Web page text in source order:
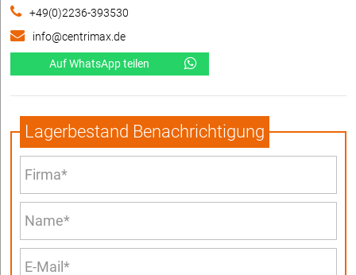
+49(0)2236-393530
info@centrimax.de
Auf WhatsApp teilen
Lagerbestand Benachrichtigung